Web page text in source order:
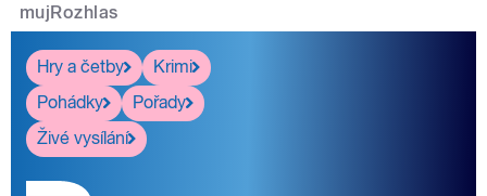
mujRozhlas
Hry a četby
Krimi
Pohádky
Pořady
Živé vysílání